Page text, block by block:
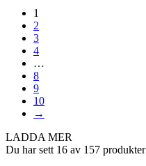
1
2
3
4
…
8
9
10
→
LADDA MER
Du har sett 16 av 157 produkter